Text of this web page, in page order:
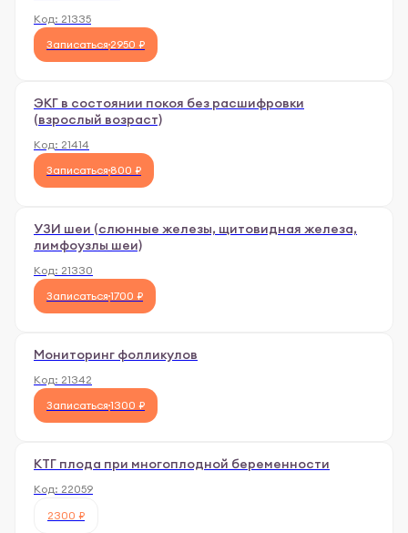
Код: 21335
Записаться 2950 ₽
ЭКГ в состоянии покоя без расшифровки
(взрослый возраст)
Код: 21414
Записаться 800 ₽
УЗИ шеи (слюнные железы, щитовидная железа,
лимфоузлы шеи)
Код: 21330
Записаться 1700 ₽
Мониторинг фолликулов
Код: 21342
Записаться 1300 ₽
КТГ плода при многоплодной беременности
Код: 22059
2300 ₽